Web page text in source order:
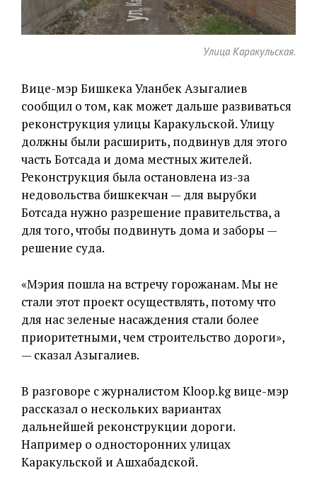
Улица Каракульская.
Вице-мэр Бишкека Уланбек Азыгалиев
сообщил о том, как может дальше развиваться
реконструкция улицы Каракульской. Улицу
должны были расширить, подвинув для этого
часть Ботсада и дома местных жителей.
Реконструкция была остановлена из-за
недовольства бишкекчан — для вырубки
Ботсада нужно разрешение правительства, а
для того, чтобы подвинуть дома и заборы —
решение суда.
«Мэрия пошла на встречу горожанам. Мы не
стали этот проект осуществлять, потому что
для нас зеленые насаждения стали более
приоритетными, чем строительство дороги»,
— сказал Азыгалиев.
В разговоре с журналистом Kloop.kg вице-мэр
рассказал о нескольких вариантах
дальнейшей реконструкции дороги.
Например о односторонних улицах
Каракульской и Ашхабадской.